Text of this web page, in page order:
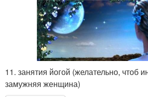
11. занятия йогой (желательно, чтоб
замужняя женщина)